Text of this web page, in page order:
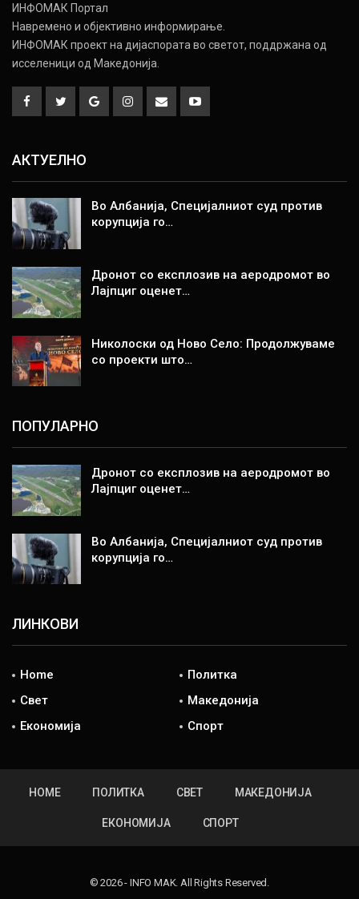
ИНФОМАК Портал
Навремено и објективно информирање.
ИНФОМАК проект на дијаспората во светот, поддржана од
исселеници од Македонија.
АКТУЕЛНО
Во Албанија, Специјалниот суд против
корупција го…
Дронот со експлозив на аеродромот во
Лајпциг оценет…
Николоски од Ново Село: Продолжуваме
со проекти што…
ПОПУЛАРНО
Дронот со експлозив на аеродромот во
Лајпциг оценет…
Во Албанија, Специјалниот суд против
корупција го…
ЛИНКОВИ
Home
Политка
Свет
Македонија
Економија
Спорт
HOME ПОЛИТКА СВЕТ МАКЕДОНИЈА
ЕКОНОМИЈА СПОРТ
© 2026 - INFO MAK. All Rights Reserved.